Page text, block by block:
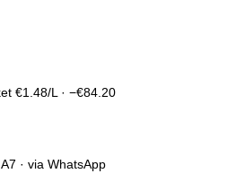
€1.48/L · −€84.20
· via WhatsApp